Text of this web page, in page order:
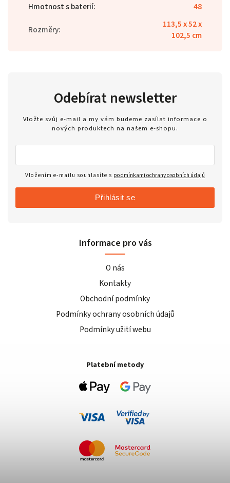
Hmotnost s baterií: 48
Rozměry:
113,5 x 52 x
102,5 cm
Odebírat newsletter
Vložte svůj e-mail a my vám budeme zasílat informace o
nových produktech na našem e-shopu.
Vložením e-mailu souhlasíte s podmínkami ochrany osobních údajů
Přihlásit se
Informace pro vás
O nás
Kontakty
Obchodní podmínky
Podmínky ochrany osobních údajů
Podmínky užití webu
Platební metody